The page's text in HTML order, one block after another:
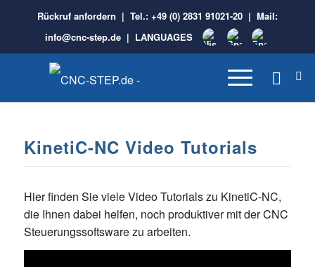
Rückruf anfordern | Tel.: +49 (0) 2831 91021-20| Mail:
info@cnc-step.de | LANGUAGES
KinetiC-NC Video Tutorials
Hier finden Sie viele Video Tutorials zu KinetiC-NC,
die Ihnen dabei helfen, noch produktiver mit der CNC
Steuerungssoftsware zu arbeiten.